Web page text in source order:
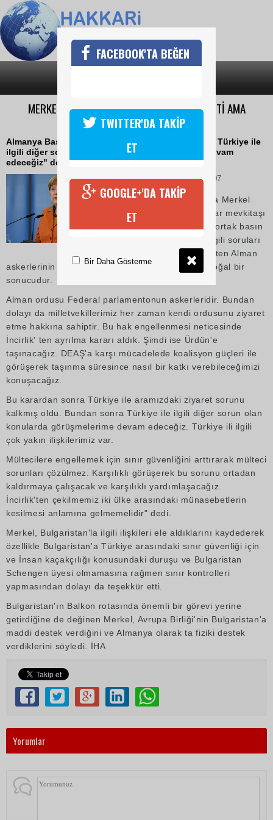
MERKEL: 'TÜRKİYE İLE İNCİRLİK SORUNU BİTTİ AMA
İLİŞKİLERİMİZ DEVAM EDECEK'
Almanya Başbakanı Angela Merkel "Bundan sonra Türkiye ile
ilgili diğer sorun olan konularda görüşmelerime devam
edeceğiz" dedi.
07 Haziran 2017 Çarşamba 17:07
Almanya Başbakanı Angela Merkel
Berlin'de ağırladığını Bulgar mevkitaşı
Bojko Borissow ile yaptığı ortak basın
toplantısında Türkiye ile ilgili soruları
cevapladı. Merkel, "İncirlikten Alman
askerlerinin çekilmesini yaşanılan gelişmelerini doğal bir
sonucudur.
Alman ordusu Federal parlamentonun askerleridir. Bundan
dolayı da milletvekillerimiz her zaman kendi ordusunu ziyaret
etme hakkına sahiptir. Bu hak engellenmesi neticesinde
İncirlik' ten ayrılma kararı aldık. Şimdi ise Ürdün'e
taşınacağız. DEAŞ'a karşı mücadelede koalisyon güçleri ile
görüşerek taşınma süresince nasıl bir katkı verebileceğimizi
konuşacağız.
Bu karardan sonra Türkiye ile aramızdaki ziyaret sorunu
kalkmış oldu. Bundan sonra Türkiye ile ilgili diğer sorun olan
konularda görüşmelerime devam edeceğiz. Türkiye ili ilgili
çok yakın ilişkilerimiz var.
Mültecilere engellemek için sınır güvenliğini arttırarak mülteci
sorunları çözülmez. Karşılıklı görüşerek bu sorunu ortadan
kaldırmaya çalışacak ve karşılıklı yardımlaşacağız.
İncirlik'ten çekilmemiz iki ülke arasındaki münasebetlerin
kesilmesi anlamına gelmemelidir" dedi.
Merkel, Bulgaristan'la ilgili ilişkileri ele aldıklarını kaydederek
özellikle Bulgaristan'a Türkiye arasındaki sınır güvenliği için
ve İnsan kaçakçılığı konusundaki duruşu ve Bulgaristan
Schengen üyesi olmamasına rağmen sınır kontrolleri
yapmasından dolayı da teşekkür etti.
Bulgaristan'ın Balkon rotasında önemli bir görevi yerine
getirdiğine de değinen Merkel, Avrupa Birliği'nin Bulgaristan'a
maddi destek verdiğini ve Almanya olarak ta fiziki destek
verdiklerini söyledi. İHA
Yorumlar
FACEBOOK'TA BEĞEN
TWITTER'DA TAKİP
ET
GOOGLE+'DA TAKİP
ET
Bir Daha Gösterme